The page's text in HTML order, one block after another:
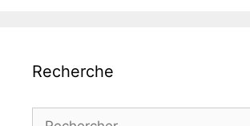
Recherche
Rechercher :